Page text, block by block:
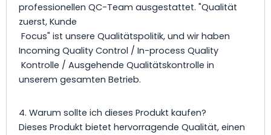
professionellen QC-Team ausgestattet. "Qualität
zuerst, Kunde
Focus" ist unsere Qualitätspolitik, und wir haben
Incoming Quality Control / In-process Quality
Kontrolle / Ausgehende Qualitätskontrolle in
unserem gesamten Betrieb.
4. Warum sollte ich dieses Produkt kaufen?
Dieses Produkt bietet hervorragende Qualität, einen